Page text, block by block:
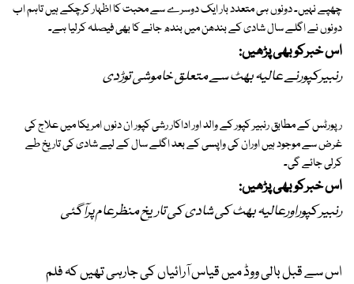
چھپے نہیں۔ دونوں ہی متعدد بار ایک دوسرے سے محبت کا اظہار کرچکے ہیں تاہم اب
دونوں نے اگلے سال شادی کے بندھن میں بندھ جانے کا بھی فیصلہ کرلیا ہے۔
اس خبرکوبھی پڑھیں:
رنبیرکپورنے عالیہ بھٹ سے متعلق خاموشی توڑدی
رپورٹس کے مطابق رنبیر کپور کے والد اور اداکار رشی کپور ان دنوں امریکا میں علاج کی
غرض سے موجود ہیں اوران کی واپسی کے بعد اگلے سال کے لیے شادی کی تاریخ طے
کرلی جائے گی۔
اس خبرکوبھی پڑھیں:
رنبیر کپوراورعالیہ بھٹ کی شادی کی تاریخ منظرعام پرآگئی
اس سے قبل بالی ووڈ میں قیاس آرائیاں کی جارہی تھیں کہ فلم